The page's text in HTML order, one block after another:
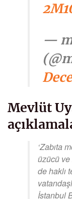
—
Mevlüt
‘Zabıta
üzücü ve
de haklı
İstanbul